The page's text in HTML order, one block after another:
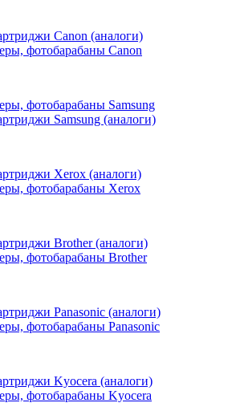
Canon (аналоги)
фотобарабаны Canon
фотобарабаны Samsung
Samsung (аналоги)
Xerox (аналоги)
фотобарабаны Xerox
Brother (аналоги)
фотобарабаны Brother
Panasonic (аналоги)
фотобарабаны Panasonic
Kyocera (аналоги)
фотобарабаны Kyocera